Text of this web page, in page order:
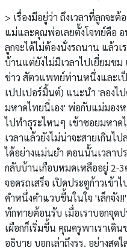
> เรื่องมีอยู่ว่า ถึงเวลาที่ลูกจะ
แม่และคุณพ่อเลยตั้งโจทย์คือ
ลูกจะได้ไม่ต้องนั่งรถนาน แล้วเ
บ้านแต่ยังไม่มีเวลาไปเยี่ยมช
ข่าว สัตวแพทย์ท่านหนึ่งและเป็
เปปเปอร์มิ้นต์) แนะนำ 'ลองไ
มหาดไทยนี่เอง' พ่อกับแม่มอง
ไปทำธุระไหนๆ เข้าซอยมหาด
เวลาแล้วยังไม่น่าจะสายเกินไ
ได้อย่างแม่นยำ ตอนนั้นเวลาป
กลับบ้านเกือบหมดเหลืออยู่ 2-
จอดรถเสร็จ เปิดประตูก้าวเข้
คำหนึ่งคำแวบขึ้นในใจ 'เล็กจั
ทักทายต้อนรับ เมื่อเราบอกจุด
เผือกก็เริ่มขึ้น คุณครูพาเราเดิ
อธิบาย บอกเล่าถึงรร. อย่างสด